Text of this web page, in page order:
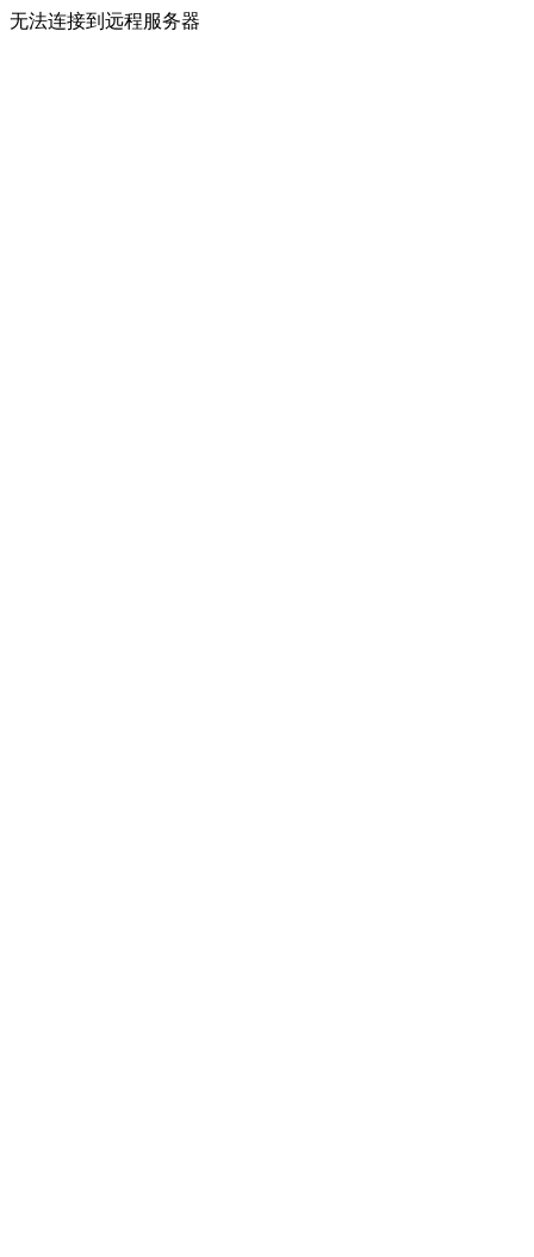
无法连接到远程服务器